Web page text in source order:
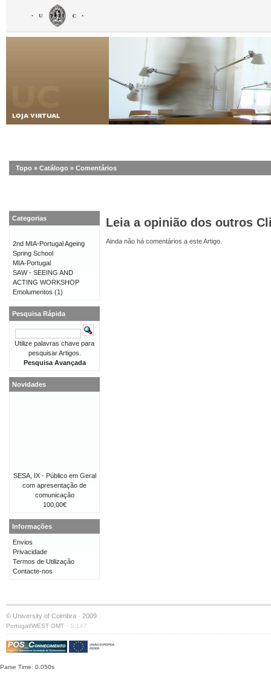
Topo » Catálogo » Comentários
Leia a opinião dos outros
Ainda não há comentários a este Artigo.
Categorias
2nd MIA-Portugal Ageing
Spring School
MIA-Portugal
SAW - SEEING AND
ACTING WORKSHOP
Emolumentos (1)
Pesquisa Rápida
Utilize palavras chave para
pesquisar Artigos.
Pesquisa Avançada
Novidades
SESA, IX - Público em Geral
com apresentação de
comunicação
100,00€
Informações
Envios
Privacidade
Termos de Utilização
Contacte-nos
© University of Coimbra · 2009
Portugal/WEST GMT · S:147
Parse Time: 0.050s